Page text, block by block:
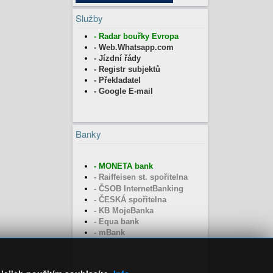
Služby
- Radar bouřky Evropa
- Web.Whatsapp.com
- Jízdní řády
- Registr subjektů
- Překladatel
- Google E-mail
Banky
- MONETA bank
- Raiffeisen st. spořitelna
- ČSOB InternetBanking
- ČESKÁ spořitelna
- KB MojeBanka
- Equa bank
- mBank